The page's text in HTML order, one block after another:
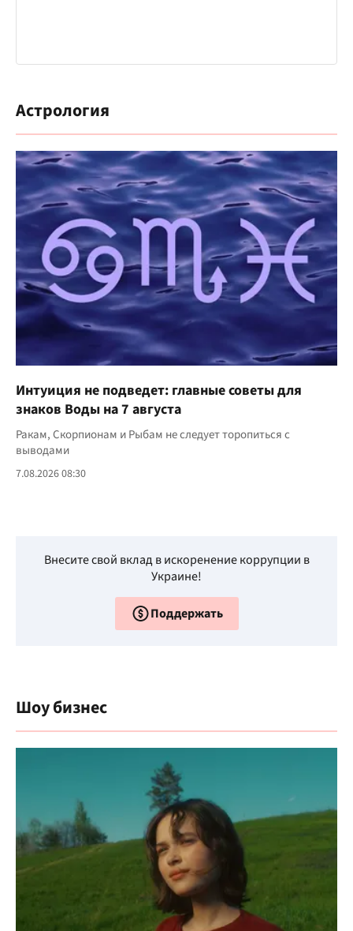
Астрология
Интуиция не подведет: главные советы для
знаков Воды на 7 августа
Ракам, Скорпионам и Рыбам не следует торопиться с
выводами
7.08.2026 08:30
Внесите свой вклад в искоренение коррупции в
Украине!
Поддержать
Шоу бизнес